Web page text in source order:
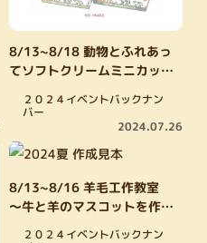
8/13~8/18 動物とふれあっ
てソフトクリームミニカップ
２０２４イベントバックナン
バー
2024.07.26
8/13~8/16 羊毛工作教室
～牛と羊のマスコットを作ろ
２０２４イベントバックナン